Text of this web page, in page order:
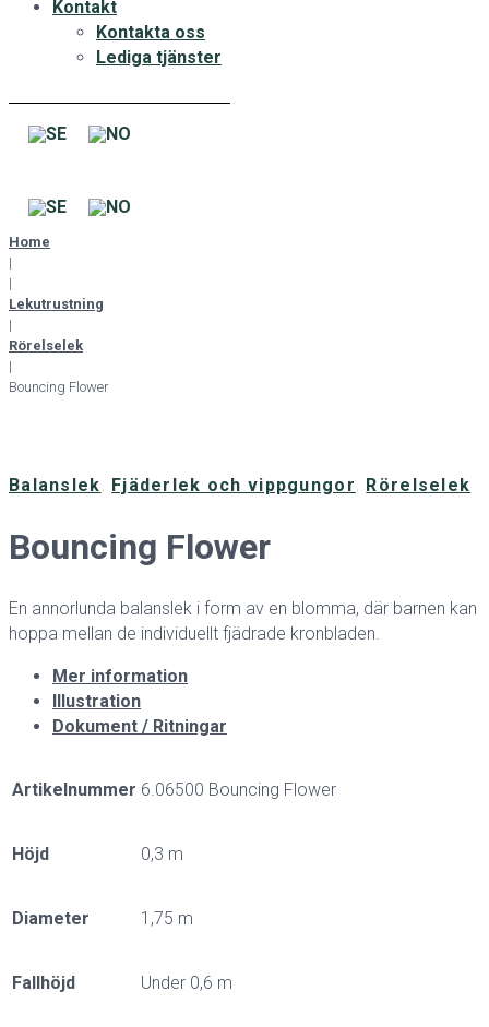
Kontakt
Kontakta oss
Lediga tjänster
Home
|
|
Lekutrustning
|
Rörelselek
|
Bouncing Flower
Balanslek, Fjäderlek och vippgungor, Rörelselek
Bouncing Flower
En annorlunda balanslek i form av en blomma, där barnen kan
hoppa mellan de individuellt fjädrade kronbladen.
Mer information
Illustration
Dokument / Ritningar
Artikelnummer 6.06500 Bouncing Flower
Höjd 0,3 m
Diameter 1,75 m
Fallhöjd Under 0,6 m